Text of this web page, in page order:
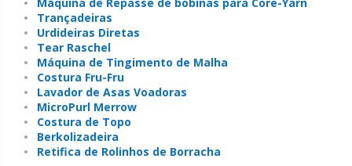
Trançadeiras
Urdideiras Diretas
Tear Raschel
Máquina de Tingimento de Malha
Costura Fru-Fru
Lavador de Asas Voadoras
MicroPurl Merrow
Costura de Topo
Berkolizadeira
Retifica de Rolinhos de Borracha